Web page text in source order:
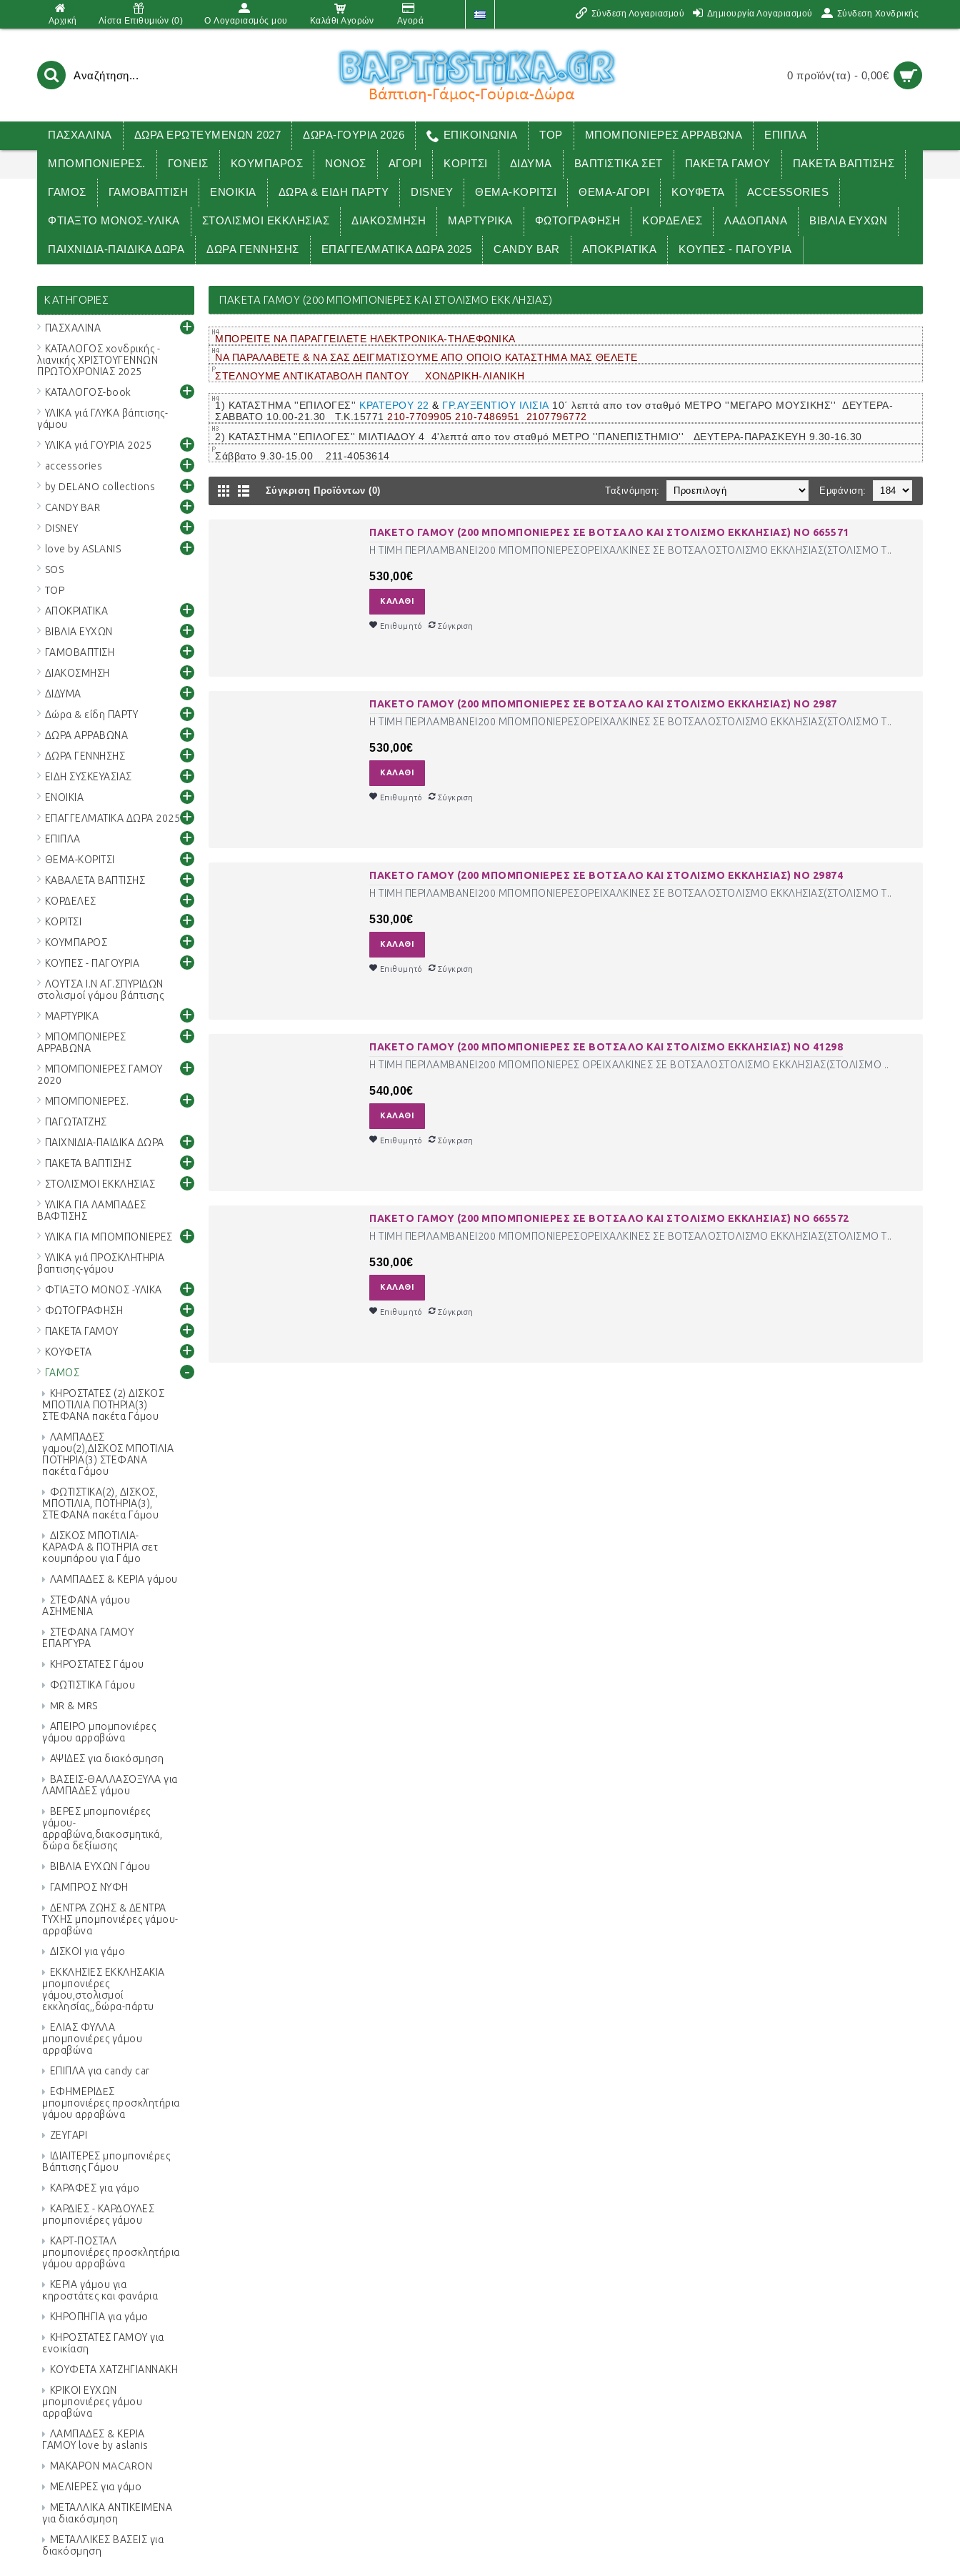
Αρχική Λίστα Επιθυμιών (0) O Λογαριασμός μου Καλάθι Αγορών Αγορά
Σύνδεση Λογαριασμού Δημιουργία Λογαριασμού Σύνδεση Χονδρικής
0 προϊόν(τα) - 0,00€
ΠΑΣΧΑΛΙΝΑ ΔΩΡΑ ΕΡΩΤΕΥΜΕΝΩΝ 2027 ΔΩΡΑ-ΓΟΥΡΙΑ 2026 ΕΠΙΚΟΙΝΩΝΙΑ TOP ΜΠΟΜΠΟΝΙΕΡΕΣ ΑΡΡΑΒΩΝΑ ΕΠΙΠΛΑ
ΜΠΟΜΠΟΝΙΕΡΕΣ. ΓΟΝΕΙΣ ΚΟΥΜΠΑΡΟΣ ΝΟΝΟΣ ΑΓΟΡΙ ΚΟΡΙΤΣΙ ΔΙΔΥΜΑ ΒΑΠΤΙΣΤΙΚΑ ΣΕΤ ΠΑΚΕΤΑ ΓΑΜΟΥ ΠΑΚΕΤΑ ΒΑΠΤΙΣΗΣ
ΓΑΜΟΣ ΓΑΜΟΒΑΠΤΙΣΗ ΕΝΟΙΚΙΑ ΔΏΡΑ & ΕΊΔΗ ΠΑΡΤΥ DISNEY ΘΕΜΑ-ΚΟΡΙΤΣΙ ΘΕΜΑ-ΑΓΟΡΙ ΚΟΥΦΕΤΑ ACCESSORIES
ΦΤΙΑΞΤΟ ΜΟΝΟΣ-ΥΛΙΚΑ ΣΤΟΛΙΣΜΟΙ ΕΚΚΛΗΣΙΑΣ ΔΙΑΚΟΣΜΗΣΗ ΜΑΡΤΥΡΙΚΑ ΦΩΤΟΓΡΑΦΗΣΗ ΚΟΡΔΕΛΕΣ ΛΑΔΟΠΑΝΑ ΒΙΒΛΙΑ ΕΥΧΩΝ
ΠΑΙΧΝΙΔΙΑ-ΠΑΙΔΙΚΑ ΔΩΡΑ ΔΩΡΑ ΓΕΝΝΗΣΗΣ ΕΠΑΓΓΕΛΜΑΤΙΚΑ ΔΩΡΑ 2025 CANDY BAR ΑΠΟΚΡΙΑΤΙΚΑ ΚΟΥΠΕΣ - ΠΑΓΟΥΡΙΑ
ΠΑΚΕΤΑ ΓΑΜΟΥ (200 ΜΠΟΜΠΟΝΙΕΡΕΣ ΚΑΙ ΣΤΟΛΙΣΜΟ ΕΚΚΛΗΣΙΑΣ)
ΚΑΤΗΓΟΡΊΕΣ
ΠΑΣΧΑΛΙΝΑ +
ΚΑΤΑΛΟΓΟΣ χονδρικής -
λιανικής ΧΡΙΣΤΟΥΓΕΝΝΩΝ
ΠΡΩΤΟΧΡΟΝΙΑΣ 2025
ΚΑΤΑΛΟΓΟΣ-book
+
ΥΛΙΚΑ γιά ΓΛΥΚΑ βάπτισης-
γάμου
ΥΛΙΚΑ γιά ΓΟΥΡΙΑ 2025
+
accessories +
by DELANO collections +
CANDY BAR +
DISNEY +
love by ASLANIS +
SOS
TOP
ΑΠΟΚΡΙΑΤΙΚΑ
+
ΒΙΒΛΙΑ ΕΥΧΩΝ +
ΓΑΜΟΒΑΠΤΙΣΗ +
ΔΙΑΚΟΣΜΗΣΗ +
ΔΙΔΥΜΑ +
Δώρα & είδη ΠΑΡΤΥ +
ΔΩΡΑ ΑΡΡΑΒΩΝΑ +
ΔΩΡΑ ΓΕΝΝΗΣΗΣ +
ΕΙΔΗ ΣΥΣΚΕΥΑΣΙΑΣ +
ΕΝΟΙΚΙΑ +
ΕΠΑΓΓΕΛΜΑΤΙΚΑ ΔΩΡΑ 2025 +
ΕΠΙΠΛΑ +
ΘΕΜΑ-ΚΟΡΙΤΣΙ +
ΚΑΒΑΛΕΤΑ ΒΑΠΤΙΣΗΣ +
ΚΟΡΔΕΛΕΣ +
ΚΟΡΙΤΣΙ +
ΚΟΥΜΠΑΡΟΣ +
ΚΟΥΠΕΣ - ΠΑΓΟΥΡΙΑ +
ΛΟΥΤΣΑ Ι.Ν ΑΓ.ΣΠΥΡΙΔΩΝ
στολισμοί γάμου βάπτισης
ΜΑΡΤΥΡΙΚΑ
+
ΜΠΟΜΠΟΝΙΕΡΕΣ
ΑΡΡΑΒΩΝΑ
+
ΜΠΟΜΠΟΝΙΕΡΕΣ ΓΑΜΟΥ
2020
+
ΜΠΟΜΠΟΝΙΕΡΕΣ. +
ΠΑΓΩΤΑΤΖΗΣ
ΠΑΙΧΝΙΔΙΑ-ΠΑΙΔΙΚΑ ΔΩΡΑ
+
ΠΑΚΕΤΑ ΒΑΠΤΙΣΗΣ +
ΣΤΟΛΙΣΜΟΙ ΕΚΚΛΗΣΙΑΣ +
ΥΛΙΚΑ ΓΙΑ ΛΑΜΠΑΔΕΣ
ΒΑΦΤΙΣΗΣ
ΥΛΙΚΑ ΓΙΑ ΜΠΟΜΠΟΝΙΕΡΕΣ
+
ΥΛΙΚΑ γιά ΠΡΟΣΚΛΗΤΗΡΙΑ
βαπτισης-γάμου
ΦΤΙΑΞΤΟ ΜΟΝΟΣ -ΥΛΙΚΑ
+
ΦΩΤΟΓΡΑΦΗΣΗ +
ΠΑΚΕΤΑ ΓΑΜΟΥ +
ΚΟΥΦΕΤΑ +
ΓΑΜΟΣ -
ΚΗΡΟΣΤΑΤΕΣ (2) ΔΙΣΚΟΣ
ΜΠΟΤΙΛΙΑ ΠΟΤΗΡΙΑ(3)
ΣΤΕΦΑΝΑ πακέτα Γάμου
ΛΑΜΠΑΔΕΣ
γαμου(2),ΔΙΣΚΟΣ ΜΠΟΤΙΛΙΑ
ΠΟΤΗΡΙΑ(3) ΣΤΕΦΑΝΑ
πακέτα Γάμου
ΦΩΤΙΣΤΙΚΑ(2), ΔΙΣΚΟΣ,
ΜΠΟΤΙΛΙΑ, ΠΟΤΗΡΙΑ(3),
ΣΤΕΦΑΝΑ πακέτα Γάμου
ΔΙΣΚΟΣ ΜΠΟΤΙΛΙΑ-
ΚΑΡΑΦΑ & ΠΟΤΗΡΙΑ σετ
κουμπάρου για Γάμο
ΛΑΜΠΑΔΕΣ & ΚΕΡΙΑ γάμου
ΣΤΕΦΑΝΑ γάμου
ΑΣΗΜΕΝΙΑ
ΣΤΕΦΑΝΑ ΓΑΜΟΥ
ΕΠΑΡΓΥΡΑ
ΚΗΡΟΣΤΑΤΕΣ Γάμου
ΦΩΤΙΣΤΙΚΑ Γάμου
MR & MRS
ΑΠΕΙΡΟ μπομπονιέρες
γάμου αρραβώνα
ΑΨΙΔΕΣ για διακόσμηση
ΒΑΣΕΙΣ-ΘΑΛΛΑΣΟΞΥΛΑ για
ΛΑΜΠΑΔΕΣ γάμου
ΒΕΡΕΣ μπομπονιέρες
γάμου-
αρραβώνα,διακοσμητικά,
δώρα δεξίωσης
ΒΙΒΛΙΑ ΕΥΧΩΝ Γάμου
ΓΑΜΠΡΟΣ ΝΥΦΗ
ΔΕΝΤΡΑ ΖΩΗΣ & ΔΕΝΤΡΑ
ΤΥΧΗΣ μπομπονιέρες γάμου-
αρραβώνα
ΔΙΣΚΟΙ για γάμο
ΕΚΚΛΗΣΙΕΣ ΕΚΚΛΗΣΑΚΙΑ
μπομπονιέρες
γάμου,στολισμοί
εκκλησίας,,δώρα-πάρτυ
ΕΛΙΑΣ ΦΥΛΛΑ
μπομπονιέρες γάμου
αρραβώνα
ΕΠΙΠΛΑ για candy car
ΕΦΗΜΕΡΙΔEΣ
μπομπονιέρες προσκλητήρια
γάμου αρραβώνα
ΖΕΥΓΑΡΙ
ΙΔΙΑΙΤΕΡΕΣ μπομπονιέρες
Βάπτισης Γάμου
ΚΑΡΑΦΕΣ για γάμο
ΚΑΡΔΙΕΣ - ΚΑΡΔΟΥΛΕΣ
μπομπονιέρες γάμου
ΚΑΡΤ-ΠΟΣΤΑΛ
μπομπονιέρες προσκλητήρια
γάμου αρραβώνα
ΚΕΡΙΑ γάμου για
κηροστάτες και φανάρια
ΚΗΡΟΠΗΓΙΑ για γάμο
ΚΗΡΟΣΤΑΤΕΣ ΓΑΜΟΥ για
ενοικίαση
ΚΟΥΦΕΤΑ ΧΑΤΖΗΓΙΑΝΝΑΚΗ
ΚΡΙΚΟΙ ΕΥΧΩΝ
μπομπονιέρες γάμου
αρραβώνα
ΛΑΜΠΑΔΕΣ & ΚΕΡΙΑ
ΓΑΜΟΥ love by aslanis
ΜΑΚΑΡΟΝ MACARON
ΜΕΛΙΕΡΕΣ για γάμο
ΜΕΤΑΛΛΙΚΑ ΑΝΤΙΚΕΙΜΕΝΑ
για διακόσμηση
ΜΕΤΑΛΛΙΚΕΣ ΒΑΣΕΙΣ για
διακόσμηση
ΠΑΚΕΤΑ ΓΑΜΟΥ (200 ΜΠΟΜΠΟΝΙΕΡΕΣ ΚΑΙ ΣΤΟΛΙΣΜΟ ΕΚΚΛΗΣΙΑΣ)
ΜΠΟΡΕΙΤΕ ΝΑ ΠΑΡΑΓΓΕΙΛΕΤΕ ΗΛΕΚΤΡΟΝΙΚΑ-ΤΗΛΕΦΩΝΙΚΑ
ΝΑ ΠΑΡΑΛΑΒΕΤΕ & ΝΑ ΣΑΣ ΔΕΙΓΜΑΤΙΣΟΥΜΕ ΑΠΟ ΟΠΟΙΟ ΚΑΤΑΣΤΗΜΑ ΜΑΣ ΘΕΛΕΤΕ
ΣΤΕΛΝΟΥΜΕ ΑΝΤΙΚΑΤΑΒΟΛΗ ΠΑΝΤΟΥ ΧΟΝΔΡΙΚΗ-ΛΙΑΝΙΚΗ
1) ΚΑΤΑΣΤΗΜΑ ''ΕΠΙΛΟΓΕΣ'' ΚΡΑΤΕΡΟΥ 22 & ΓΡ.ΑΥΞΕΝΤΙΟΥ ΙΛΙΣΙΑ 10΄ λεπτά απο τον σταθμό ΜΕΤΡΟ ''ΜΕΓΑΡΟ ΜΟΥΣΙΚΗΣ''
ΔΕΥΤΕΡΑ-
ΣΑΒΒΑΤΟ 10.00-21.30 Τ.Κ.15771 210-7709905 210-7486951 2107796772
2) ΚΑΤΑΣΤΗΜΑ ''ΕΠΙΛΟΓΕΣ'' ΜΙΛΤΙΑΔΟΥ 4 4'λεπτά απο τον σταθμό ΜΕΤΡΟ ''ΠΑΝΕΠΙΣΤΗΜΙΟ'' ΔΕΥΤΕΡΑ-ΠΑΡΑΣΚΕΥΗ 9.30-16.30
Σάββατο 9.30-15.00 211-4053614
Σύγκριση Προϊόντων (0) Εμφάνιση:
Ταξινόμηση:
ΠΑΚΕΤΟ ΓΑΜΟΥ (200 ΜΠΟΜΠΟΝΙΕΡΕΣ ΣΕ ΒΟΤΣΑΛΟ ΚΑΙ ΣΤΟΛΙΣΜΟ ΕΚΚΛΗΣΙΑΣ) ΝΟ 665571
Η ΤΙΜΗ ΠΕΡΙΛΑΜΒΑΝΕΙ200 ΜΠΟΜΠΟΝΙΕΡΕΣΟΡΕΙΧΑΛΚΙΝΕΣ ΣΕ ΒΟΤΣΑΛΟΣΤΟΛΙΣΜΟ ΕΚΚΛΗΣΙΑΣ(ΣΤΟΛΙΣΜΟ Τ..
530,00€
ΚΑΛΆΘΙ
Επιθυμητό Σύγκριση
ΠΑΚΕΤΟ ΓΑΜΟΥ (200 ΜΠΟΜΠΟΝΙΕΡΕΣ ΣΕ ΒΟΤΣΑΛΟ ΚΑΙ ΣΤΟΛΙΣΜΟ ΕΚΚΛΗΣΙΑΣ) ΝΟ 2987
Η ΤΙΜΗ ΠΕΡΙΛΑΜΒΑΝΕΙ200 ΜΠΟΜΠΟΝΙΕΡΕΣΟΡΕΙΧΑΛΚΙΝΕΣ ΣΕ ΒΟΤΣΑΛΟΣΤΟΛΙΣΜΟ ΕΚΚΛΗΣΙΑΣ(ΣΤΟΛΙΣΜΟ Τ..
530,00€
ΚΑΛΆΘΙ
Επιθυμητό Σύγκριση
ΠΑΚΕΤΟ ΓΑΜΟΥ (200 ΜΠΟΜΠΟΝΙΕΡΕΣ ΣΕ ΒΟΤΣΑΛΟ ΚΑΙ ΣΤΟΛΙΣΜΟ ΕΚΚΛΗΣΙΑΣ) ΝΟ 29874
Η ΤΙΜΗ ΠΕΡΙΛΑΜΒΑΝΕΙ200 ΜΠΟΜΠΟΝΙΕΡΕΣΟΡΕΙΧΑΛΚΙΝΕΣ ΣΕ ΒΟΤΣΑΛΟΣΤΟΛΙΣΜΟ ΕΚΚΛΗΣΙΑΣ(ΣΤΟΛΙΣΜΟ Τ..
530,00€
ΚΑΛΆΘΙ
Επιθυμητό Σύγκριση
ΠΑΚΕΤΟ ΓΑΜΟΥ (200 ΜΠΟΜΠΟΝΙΕΡΕΣ ΣΕ ΒΟΤΣΑΛΟ ΚΑΙ ΣΤΟΛΙΣΜΟ ΕΚΚΛΗΣΙΑΣ) ΝΟ 41298
Η ΤΙΜΗ ΠΕΡΙΛΑΜΒΑΝΕΙ200 ΜΠΟΜΠΟΝΙΕΡΕΣ ΟΡΕΙΧΑΛΚΙΝΕΣ ΣΕ ΒΟΤΣΑΛΟΣΤΟΛΙΣΜΟ ΕΚΚΛΗΣΙΑΣ(ΣΤΟΛΙΣΜΟ ..
540,00€
ΚΑΛΆΘΙ
Επιθυμητό Σύγκριση
ΠΑΚΕΤΟ ΓΑΜΟΥ (200 ΜΠΟΜΠΟΝΙΕΡΕΣ ΣΕ ΒΟΤΣΑΛΟ ΚΑΙ ΣΤΟΛΙΣΜΟ ΕΚΚΛΗΣΙΑΣ) ΝΟ 665572
Η ΤΙΜΗ ΠΕΡΙΛΑΜΒΑΝΕΙ200 ΜΠΟΜΠΟΝΙΕΡΕΣΟΡΕΙΧΑΛΚΙΝΕΣ ΣΕ ΒΟΤΣΑΛΟΣΤΟΛΙΣΜΟ ΕΚΚΛΗΣΙΑΣ(ΣΤΟΛΙΣΜΟ Τ..
530,00€
ΚΑΛΆΘΙ
Επιθυμητό Σύγκριση